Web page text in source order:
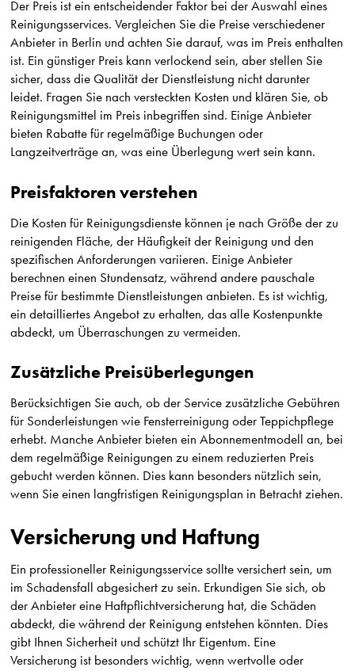
Der Preis ist ein entscheidender Faktor bei der Auswahl eines
Reinigungsservices. Vergleichen Sie die Preise verschiedener
Anbieter in Berlin und achten Sie darauf, was im Preis enthalten
ist. Ein günstiger Preis kann verlockend sein, aber stellen Sie
sicher, dass die Qualität der Dienstleistung nicht darunter
leidet. Fragen Sie nach versteckten Kosten und klären Sie, ob
Reinigungsmittel im Preis inbegriffen sind. Einige Anbieter
bieten Rabatte für regelmäßige Buchungen oder
Langzeitverträge an, was eine Überlegung wert sein kann.
Preisfaktoren verstehen
Die Kosten für Reinigungsdienste können je nach Größe der zu
reinigenden Fläche, der Häufigkeit der Reinigung und den
spezifischen Anforderungen variieren. Einige Anbieter
berechnen einen Stundensatz, während andere pauschale
Preise für bestimmte Dienstleistungen anbieten. Es ist wichtig,
ein detailliertes Angebot zu erhalten, das alle Kostenpunkte
abdeckt, um Überraschungen zu vermeiden.
Zusätzliche Preisüberlegungen
Berücksichtigen Sie auch, ob der Service zusätzliche Gebühren
für Sonderleistungen wie Fensterreinigung oder Teppichpflege
erhebt. Manche Anbieter bieten ein Abonnementmodell an, bei
dem regelmäßige Reinigungen zu einem reduzierten Preis
gebucht werden können. Dies kann besonders nützlich sein,
wenn Sie einen langfristigen Reinigungsplan in Betracht ziehen.
Versicherung und Haftung
Ein professioneller Reinigungsservice sollte versichert sein, um
im Schadensfall abgesichert zu sein. Erkundigen Sie sich, ob
der Anbieter eine Haftpflichtversicherung hat, die Schäden
abdeckt, die während der Reinigung entstehen könnten. Dies
gibt Ihnen Sicherheit und schützt Ihr Eigentum. Eine
Versicherung ist besonders wichtig, wenn wertvolle oder